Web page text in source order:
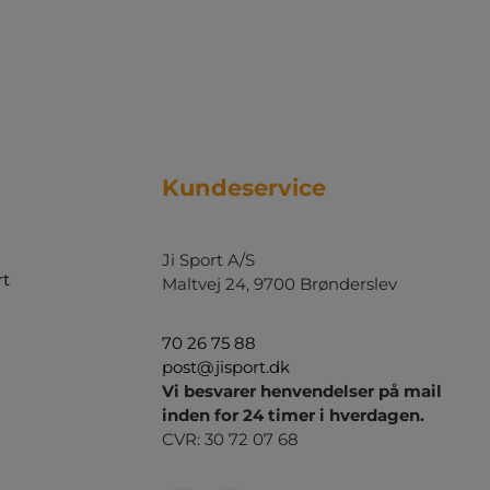
Kundeservice
Ji Sport A/S
Maltvej 24, 9700 Brønderslev
70 26 75 88
post@jisport.dk
Vi besvarer henvendelser på mail
inden for 24 timer i hverdagen.
CVR: 30 72 07 68